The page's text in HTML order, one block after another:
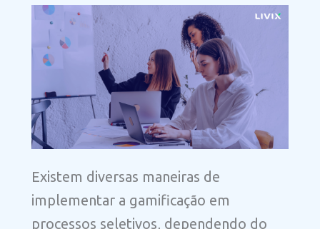
Existem diversas maneiras de
implementar a gamificação em
processos seletivos, dependendo do